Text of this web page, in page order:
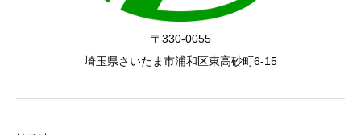
〒330-0055
埼玉県さいたま市浦和区東高砂町6-15